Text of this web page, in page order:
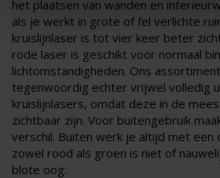
het plaatsen van wanden en
als je werkt in grote of fel verlichte
kruislijnlaser is tot vier keer beter
rode laser is geschikt voor normaal
lichtomstandigheden. Ons
tegenwoordig echter vrijwel volledig
kruislijnlasers, omdat deze in de
zichtbaar zijn. Voor buitengebruik
verschil. Buiten werk je altijd met een
zowel rood als groen is niet of
blote oog.